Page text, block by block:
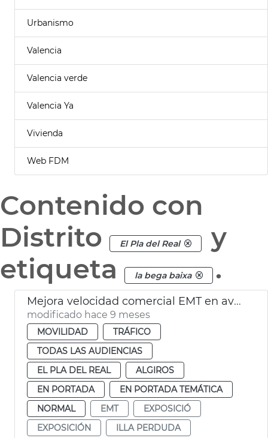
Urbanismo
Valencia
Valencia verde
Valencia Ya
Vivienda
Web FDM
Contenido con
Distrito
El Pla del Real
y
etiqueta
la bega baixa .
Mejora velocidad comercial EMT en avenida Blasco IBÁÑEZ València
modificado hace 9 meses
MOVILIDAD
TRÁFICO
TODAS LAS AUDIENCIAS
EL PLA DEL REAL
ALGIROS
EN PORTADA
EN PORTADA TEMÁTICA
NORMAL
EMT
EXPOSICIÓ
EXPOSICIÓN
ILLA PERDUDA